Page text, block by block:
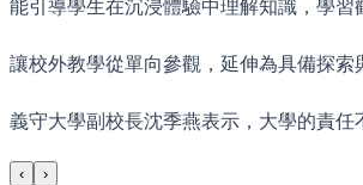
能引導學生在沉浸體驗中理解知識，學習
讓校外教學從單向參觀，延伸為具備探索
義守大學副校長沈季燕表示，大學的責任
‹ ›